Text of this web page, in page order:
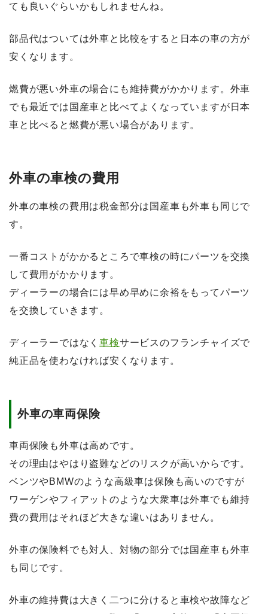
ても良いぐらいかもしれませんね。
部品代はついては外車と比較をすると日本の車の方が
安くなります。
燃費が悪い外車の場合にも維持費がかかります。外車
でも最近では国産車と比べてよくなっていますが日本
車と比べると燃費が悪い場合があります。
外車の車検の費用
外車の車検の費用は税金部分は国産車も外車も同じで
す。
一番コストがかかるところで車検の時にパーツを交換
して費用がかかります。
ディーラーの場合には早め早めに余裕をもってパーツ
を交換していきます。
ディーラーではなく車検サービスのフランチャイズで
純正品を使わなければ安くなります。
外車の車両保険
車両保険も外車は高めです。
その理由はやはり盗難などのリスクが高いからです。
ベンツやBMWのような高級車は保険も高いのですが
ワーゲンやフィアットのような大衆車は外車でも維持
費の費用はそれほど大きな違いはありません。
外車の保険料でも対人、対物の部分では国産車も外車
も同じです。
外車の維持費は大きく二つに分けると車検や故障など